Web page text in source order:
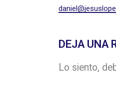
DEJA UNA
Lo siento,